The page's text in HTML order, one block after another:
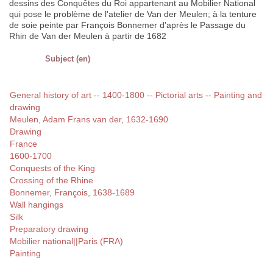
dessins des Conquêtes du Roi appartenant au Mobilier National
qui pose le problème de l'atelier de Van der Meulen; à la tenture
de soie peinte par François Bonnemer d'après le Passage du
Rhin de Van der Meulen à partir de 1682
Subject (en)
General history of art -- 1400-1800 -- Pictorial arts -- Painting and
drawing
Meulen, Adam Frans van der, 1632-1690
Drawing
France
1600-1700
Conquests of the King
Crossing of the Rhine
Bonnemer, François, 1638-1689
Wall hangings
Silk
Preparatory drawing
Mobilier national||Paris (FRA)
Painting